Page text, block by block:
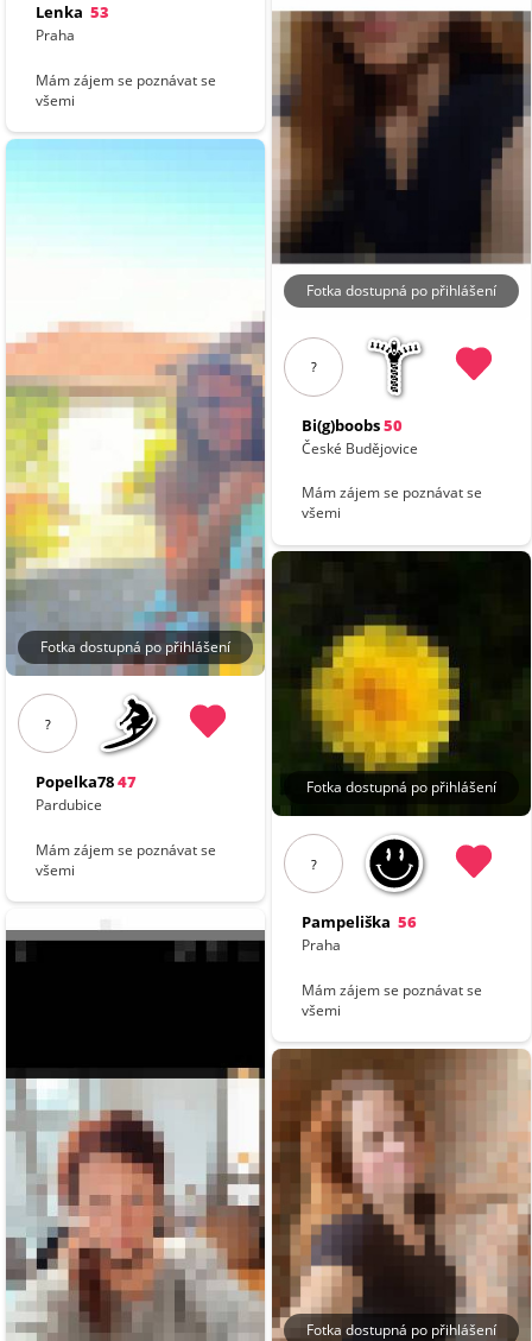
Lenka 53
Praha
Mám zájem se poznávat se
všemi
Fotka dostupná po přihlášení
?
Popelka7847
Pardubice
Mám zájem se poznávat se
všemi
Fotka dostupná po přihlášení
?
Bi(g)boobs50
České Budějovice
Mám zájem se poznávat se
všemi
Fotka dostupná po přihlášení
?
Pampeliška 56
Praha
Mám zájem se poznávat se
všemi
Fotka dostupná po přihlášení